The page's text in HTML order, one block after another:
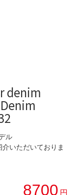
denim
ル
いただいておりま
8700 円